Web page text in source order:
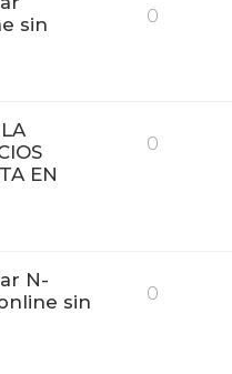
sin
0
EN
0
N-
sin
0